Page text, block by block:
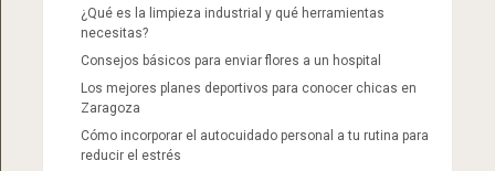
¿Qué es la limpieza industrial y qué herramientas
necesitas?
Consejos básicos para enviar flores a un hospital
Los mejores planes deportivos para conocer chicas en
Zaragoza
Cómo incorporar el autocuidado personal a tu rutina para
reducir el estrés